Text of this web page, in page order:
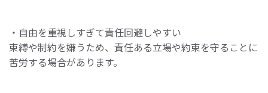
・自由を重視しすぎて責任回避しやすい
束縛や制約を嫌うため、責任ある立場や約束を守ることに
苦労する場合があります。